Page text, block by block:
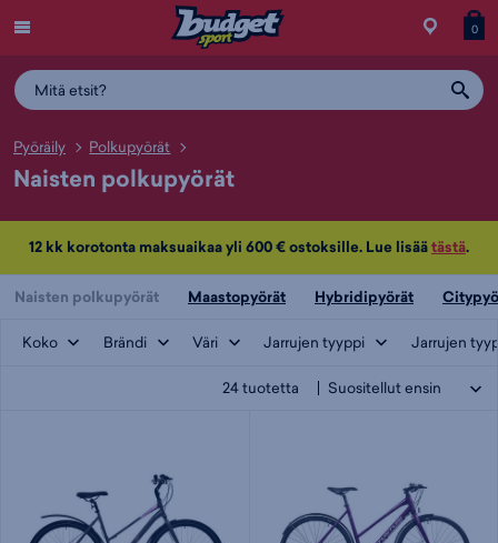
Siirry
0
Pyöräily Polkupyörät
Naisten polkupyörät
12 kk korotonta maksuaikaa yli 600 € ostoksille. Lue lisäätästä.
Naisten polkupyörät Maastopyörät Hybridipyörät
Koko Brändi Väri Jarrujen tyyppi Jarrujen
24tuotetta